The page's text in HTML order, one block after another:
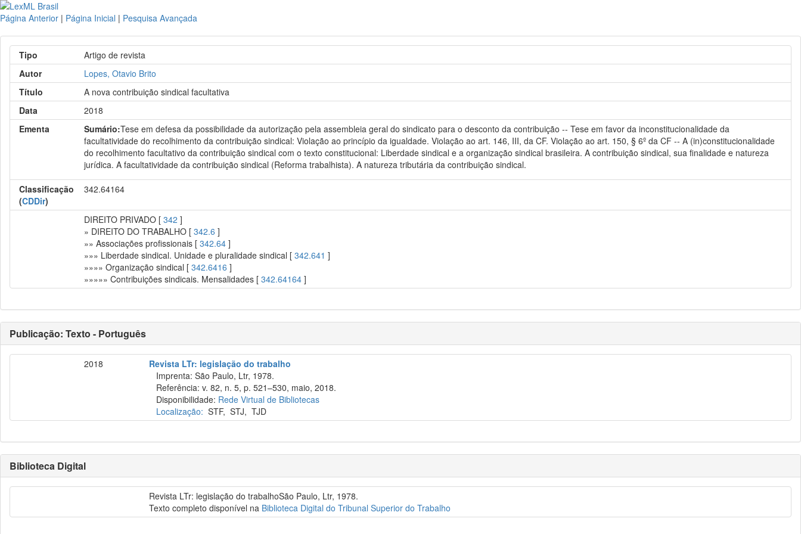
Página Anterior | Página Inicial | Pesquisa Avançada
Tipo
Artigo de revista
Autor
Lopes, Otavio Brito
Título
A nova contribuição sindical facultativa
Data
2018
Ementa
Sumário:Tese em defesa da possibilidade da autorização pela assembleia geral do sindicato para o desconto da contribuição -- Tese em favor da inconstitucionalidade da
facultatividade do recolhimento da contribuição sindical: Violação ao princípio da igualdade. Violação ao art. 146, III, da CF. Violação ao art. 150, § 6º da CF -- A (in)constitucionalidade
do recolhimento facultativo da contribuição sindical com o texto constitucional: Liberdade sindical e a organização sindical brasileira. A contribuição sindical, sua finalidade e natureza
jurídica. A facultatividade da contribuição sindical (Reforma trabalhista). A natureza tributária da contribuição sindical.
Classificação
(CDDir)
342.64164
DIREITO PRIVADO [342 ]
» DIREITO DO TRABALHO [342.6 ]
»» Associações profissionais [342.64 ]
»»» Liberdade sindical. Unidade e pluralidade sindical [342.641 ]
»»»» Organização sindical [342.6416 ]
»»»»» Contribuições sindicais. Mensalidades [342.64164 ]
Publicação: Texto - Português
2018
Revista LTr: legislação do trabalho
Imprenta: São Paulo, Ltr, 1978.
Referência: v. 82, n. 5, p. 521–530, maio, 2018.
Disponibilidade: Rede Virtual de Bibliotecas
Localização: STF,STJ,TJD
Biblioteca Digital
Revista LTr: legislação do trabalhoSão Paulo, Ltr, 1978.
Texto completo disponível na Biblioteca Digital do Tribunal Superior do Trabalho